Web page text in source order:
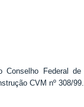
Conselho Federal
CVM nº 308/99.